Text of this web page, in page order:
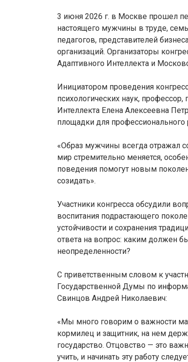
3 июня 2026 г. в Москве прошел
настоящего мужчины в труде,
педагогов, представителей
организаций. Организаторы
Адаптивного Интеллекта и
Инициатором проведения
психологических наук,
Интеллекта Елена Алексеевна
площадки для
«Образ мужчины всегда отражал
мир стремительно меняется,
поведения помогут новым
созидать».
Участники конгресса обсудили
воспитания подрастающего
устойчивости и сохранения
ответа на вопрос: каким должен
неопределенности?
С приветственным словом к
Государственной Думы по
Свинцов Андрей Николаевич:
«Мы много говорим о важности
кормилец и защитник, на нем
государство. Отцовство — это
учить, и начинать эту работу